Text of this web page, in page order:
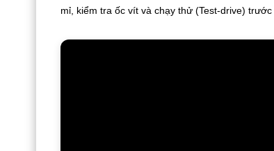
mỉ, kiểm tra ốc vít và chạy thử (Test-drive)